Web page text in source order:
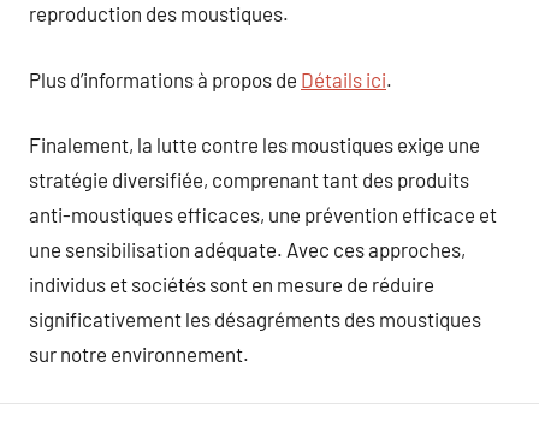
reproduction des moustiques.
Plus d’informations à propos de Détails ici.
Finalement, la lutte contre les moustiques exige une
stratégie diversifiée, comprenant tant des produits
anti-moustiques efficaces, une prévention efficace et
une sensibilisation adéquate. Avec ces approches,
individus et sociétés sont en mesure de réduire
significativement les désagréments des moustiques
sur notre environnement.